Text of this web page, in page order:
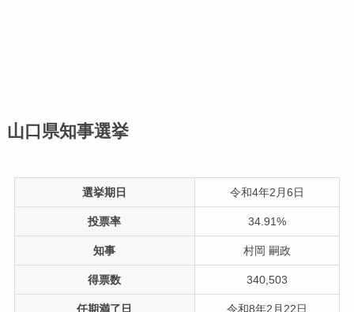
山口県知事選挙
選挙期日 令和4年2月6日
投票率 34.91%
知事 村岡 嗣政
得票数 340,503
任期満了日 令和8年2月22日